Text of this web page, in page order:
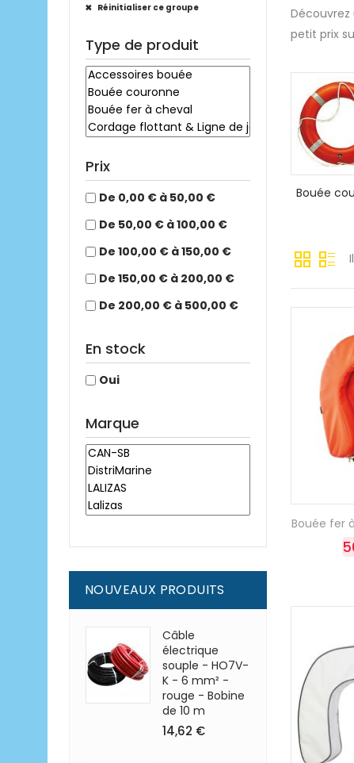
Réinitialiser ce groupe
Type de produit
Prix
De 0,00 € à 50,00 €
De 50,00 € à 100,00 €
De 100,00 € à 150,00 €
De 150,00 € à 200,00 €
De 200,00 € à 500,00 €
En stock
Oui
Marque
NOUVEAUX PRODUITS
Câble
électrique
souple - HO7V-
K - 6 mm² -
rouge - Bobine
de 10 m
14,62 €
petit prix
Bouée
Bouée fer